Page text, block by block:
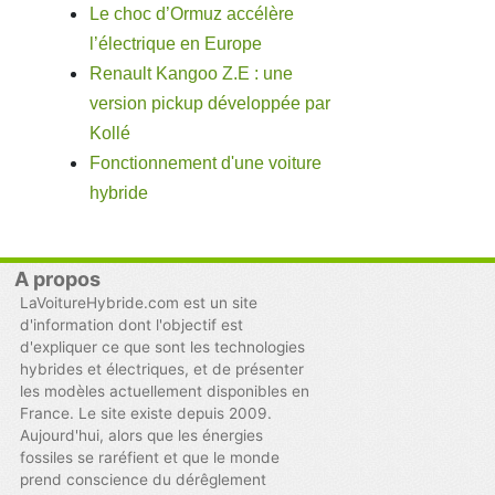
Le choc d’Ormuz accélère
l’électrique en Europe
Renault Kangoo Z.E : une
version pickup développée par
Kollé
Fonctionnement d'une voiture
hybride
A propos
LaVoitureHybride.com est un site
d'information dont l'objectif est
d'expliquer ce que sont les technologies
hybrides et électriques, et de présenter
les modèles actuellement disponibles en
France. Le site existe depuis 2009.
Aujourd'hui, alors que les énergies
fossiles se raréfient et que le monde
prend conscience du dérêglement